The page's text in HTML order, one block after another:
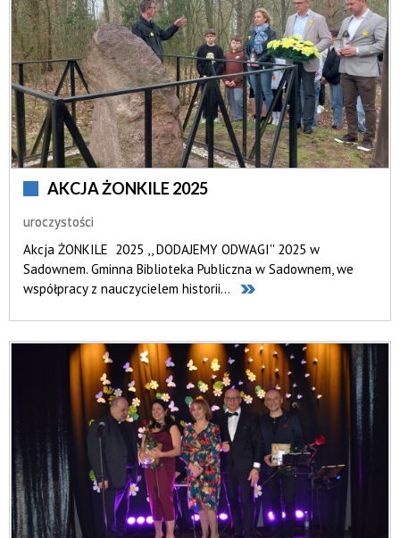
AKCJA ŻONKILE 2025
uroczystości
Akcja ŻONKILE 2025 ,, DODAJEMY ODWAGI'' 2025 w
Sadownem. Gminna Biblioteka Publiczna w Sadownem, we
współpracy z nauczycielem historii...